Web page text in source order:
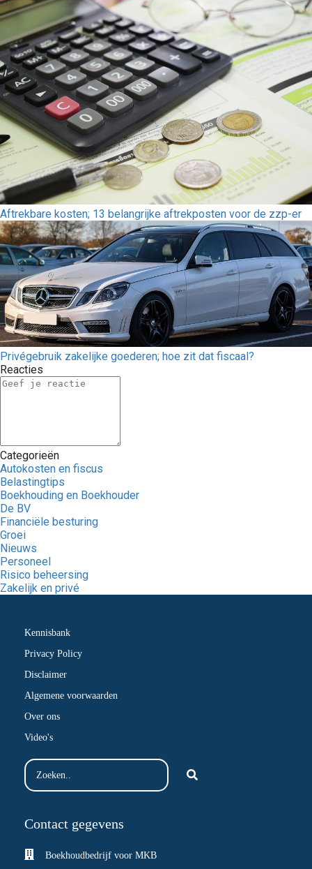
Aftrekbare kosten; 13 belangrijke aftrekposten voor de zzp-er
Privégebruik zakelijke goederen; hoe zit dat fiscaal?
Reacties
Categorieën
Autokosten en fiscus
Belastingtips
Boekhouding en Boekhouder
De BV
Financiële besturing
Groei
Nieuws
Personeel
Risico beheersing
Zakelijk en privé
Kennisbank
Privacy Policy
Disclaimer
Algemene voorwaarden
Over ons
Video's
Contact gegevens
Boekhoudbedrijf voor MKB